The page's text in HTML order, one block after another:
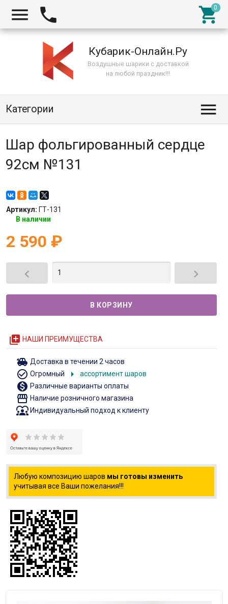
  
Кубарик-Онлайн.Ру
Воздушные шарики с доставкой
на любой праздник!!!
Категории 
Шар фольгированный сердце
92см №131
Артикул: ГТ-131
В наличии
2 590 ₽
 
queue НАШИ ПРЕИМУЩЕСТВА
toys Доставка в течении 2 часов
check_circle_outline Огромный arrow_right ассортимент шаров
monetization_on Различные варианты оплаты
storefront Наличие розничного магазина
diversity_1Индивидуальный подход к клиенту
Любую композицию шаров мы готовы изменить
учитывая все Ваши пожелания!!!